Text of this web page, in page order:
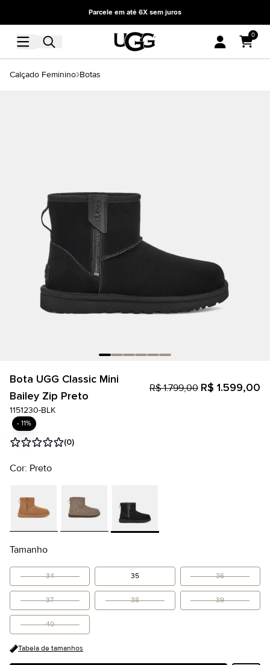
Parcele em até 6X sem juros
0
Calçado Feminino Botas
Bota UGG Classic Mini
Bailey Zip Preto
R$ 1.799,00 R$ 1.599,00
1151230-BLK
- 11%
(0)
Cor: Preto
Tamanho
34 35 36
37 38 39
40
Tabela de tamanhos